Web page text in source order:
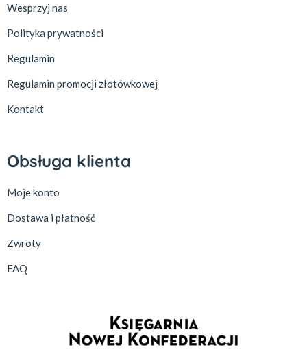
Wesprzyj nas
Polityka prywatności
Regulamin
Regulamin promocji złotówkowej
Kontakt
Obsługa klienta
Moje konto
Dostawa i płatność
Zwroty
FAQ